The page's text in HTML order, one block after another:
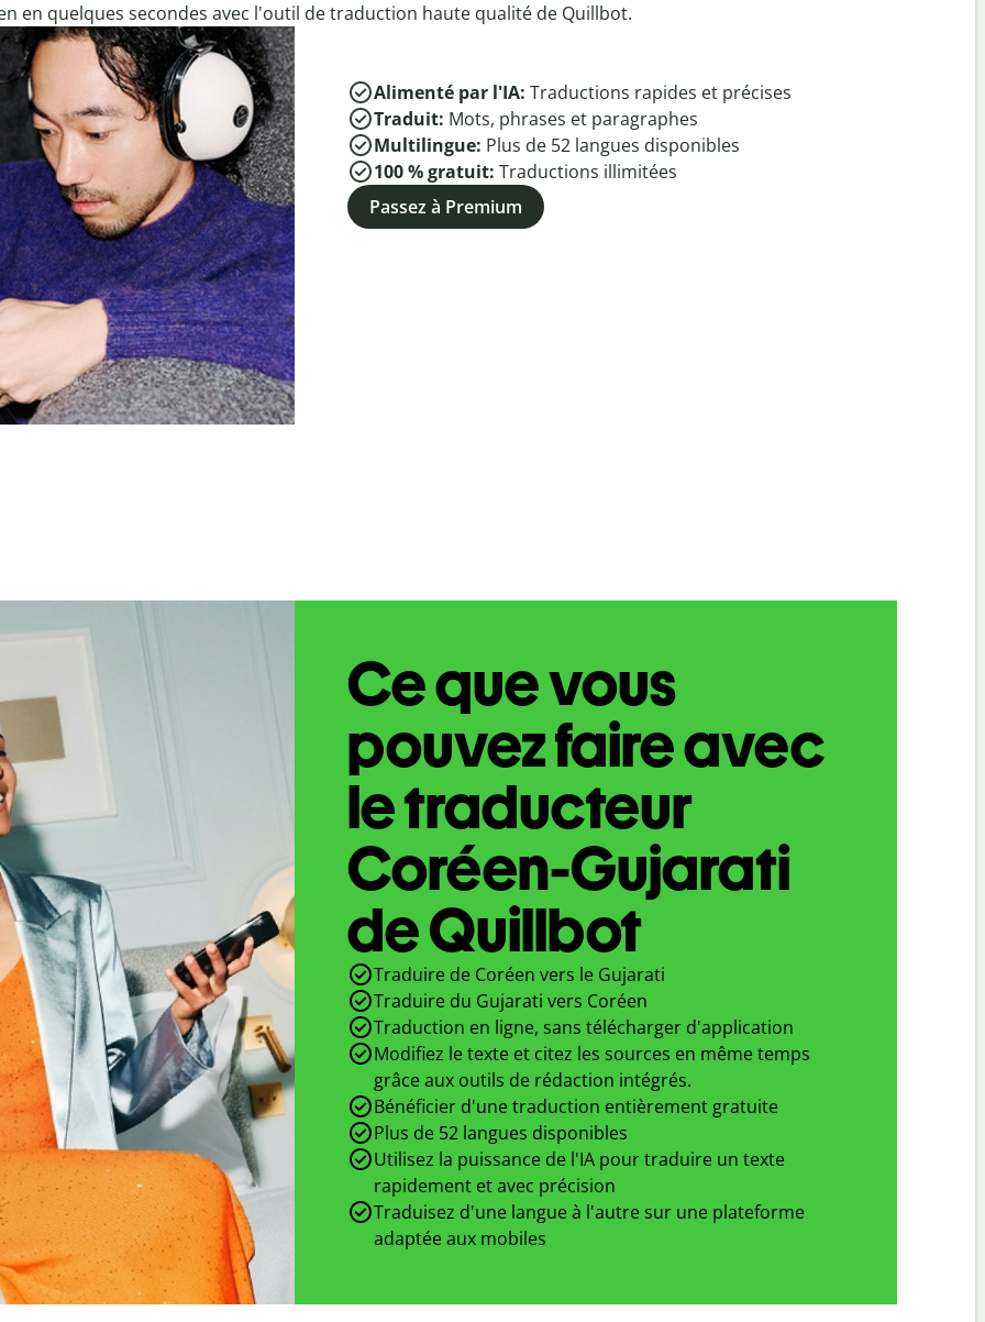
en quelques secondes avec l'outil de traduction haute qualité de Quillbot.
Alimenté par l'IA: Traductions rapides et précises
Traduit: Mots, phrases et paragraphes
Multilingue: Plus de 52 langues disponibles
100 % gratuit: Traductions illimitées
Passez à Premium
Ce que vous
pouvez faire avec
le traducteur
Coréen-Gujarati
de Quillbot
Traduire de Coréen vers le Gujarati
Traduire du Gujarati vers Coréen
Traduction en ligne, sans télécharger d'application
Modifiez le texte et citez les sources en même temps
grâce aux outils de rédaction intégrés.
Bénéficier d'une traduction entièrement gratuite
Plus de 52 langues disponibles
Utilisez la puissance de l'IA pour traduire un texte
rapidement et avec précision
Traduisez d'une langue à l'autre sur une plateforme
adaptée aux mobiles